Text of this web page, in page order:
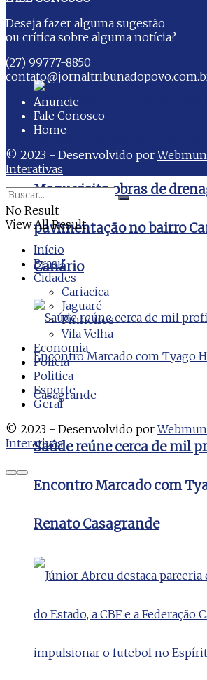
medida protetiva em Vila
Manu visita obras de
pavimentação no bairro
Canário
Saúde reúne cerca de mil
Encontro Marcado com
Renato Casagrande
Deseja fazer alguma sugestão
ou crítica sobre alguma notícia?
(27) 99777-8850
Anuncie
Fale Conosco
Home
© 2023 - Desenvolvido por
Interativas
No Result
View All Result
Início
Brasil
Cidades
Cariacica
Jaguaré
Pinheiros
Vila Velha
Economia
Polícia
Politica
Esporte
Geral
© 2023 - Desenvolvido por
Interativas